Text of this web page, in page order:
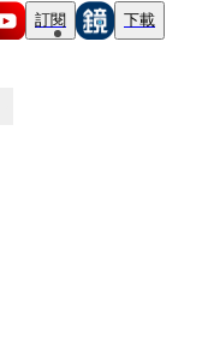
訂閱 下載